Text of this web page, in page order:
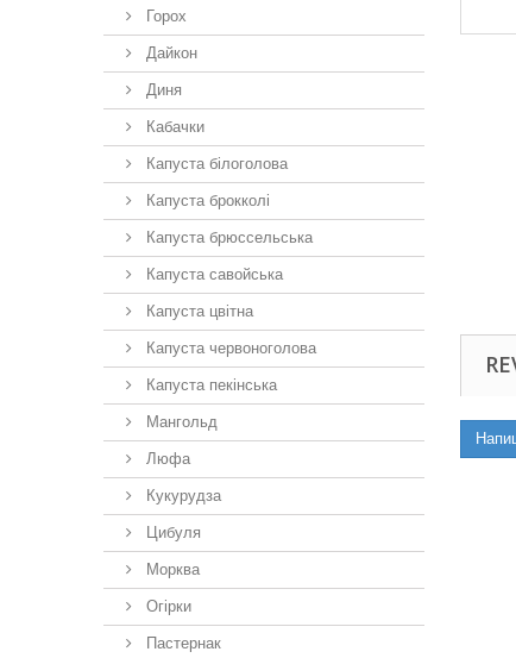
Горох
Дайкон
Диня
Кабачки
Капуста білоголова
Капуста брокколі
Капуста брюссельська
Капуста савойська
Капуста цвітна
Капуста червоноголова
Капуста пекінська
Мангольд
Люфа
Кукурудза
Цибуля
Морква
Огірки
Пастернак